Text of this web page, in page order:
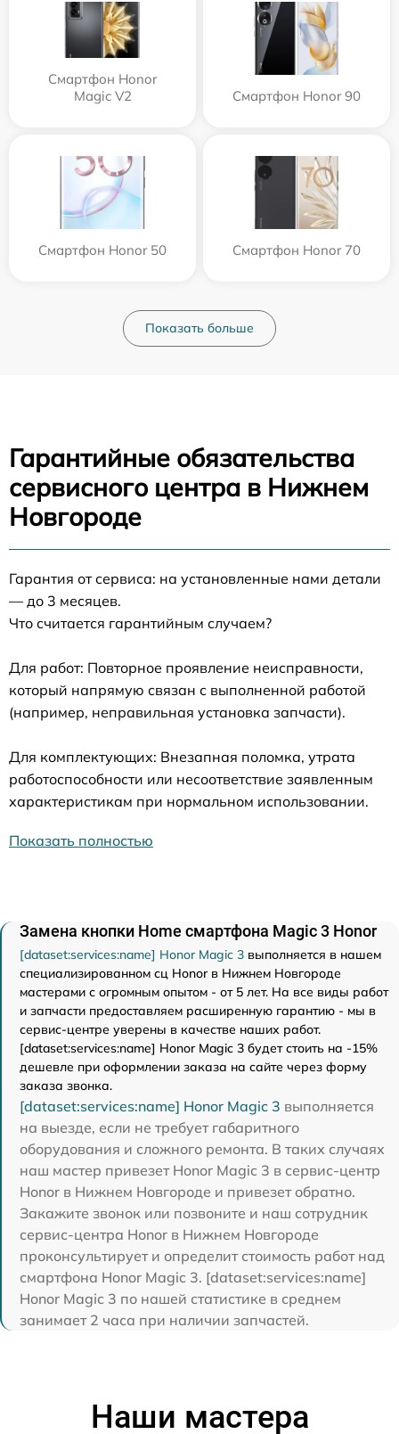
Смартфон Honor
Magic V2
Смартфон Honor 90
Смартфон Honor 50 Смартфон Honor 70
Показать больше
Гарантийные обязательства
сервисного центра в Нижнем
Новгороде
Гарантия от сервиса: на установленные нами детали
— до 3 месяцев.
Что считается гарантийным случаем?
Для работ: Повторное проявление неисправности,
который напрямую связан с выполненной работой
(например, неправильная установка запчасти).
Для комплектующих: Внезапная поломка, утрата
работоспособности или несоответствие заявленным
характеристикам при нормальном использовании.
Показать полностью
Замена кнопки Home смартфона Magic 3 Honor
[dataset:services:name] Honor Magic 3 выполняется в нашем
специализированном сц Honor в Нижнем Новгороде
мастерами с огромным опытом - от 5 лет. На все виды работ
и запчасти предоставляем расширенную гарантию - мы в
сервис-центре уверены в качестве наших работ.
[dataset:services:name] Honor Magic 3 будет стоить на -15%
дешевле при оформлении заказа на сайте через форму
заказа звонка.
[dataset:services:name] Honor Magic 3 выполняется
на выезде, если не требует габаритного
оборудования и сложного ремонта. В таких случаях
наш мастер привезет Honor Magic 3 в сервис-центр
Honor в Нижнем Новгороде и привезет обратно.
Закажите звонок или позвоните и наш сотрудник
сервис-центра Honor в Нижнем Новгороде
проконсультирует и определит стоимость работ над
смартфона Honor Magic 3. [dataset:services:name]
Honor Magic 3 по нашей статистике в среднем
занимает 2 часа при наличии запчастей.
Наши мастера